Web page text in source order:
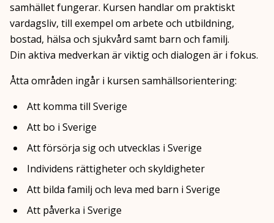
samhället fungerar. Kursen handlar om praktiskt
vardagsliv, till exempel om arbete och utbildning,
bostad, hälsa och sjukvård samt barn och familj.
Din aktiva medverkan är viktig och dialogen är i fokus.
Åtta områden ingår i kursen samhällsorientering:
Att komma till Sverige
Att bo i Sverige
Att försörja sig och utvecklas i Sverige
Individens rättigheter och skyldigheter
Att bilda familj och leva med barn i Sverige
Att påverka i Sverige